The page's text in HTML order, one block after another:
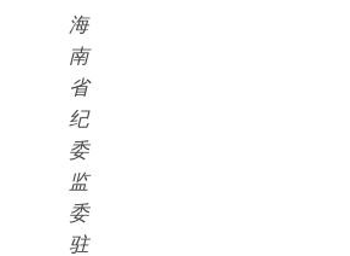
海
南
省
纪
委
监
委
驻